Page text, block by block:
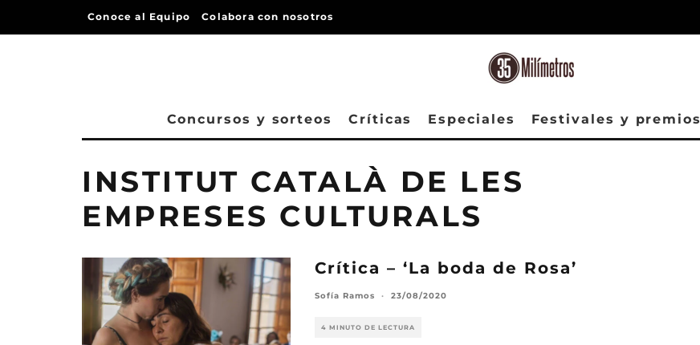
Conoce al Equipo Colabora con nosotros
Concursos y sorteos Críticas Especiales Festivales y premios
INSTITUT CATALÀ DE LES
EMPRESES CULTURALS
Crítica – ‘La boda de Rosa’
Sofía Ramos · 23/08/2020
4 MINUTO DE LECTURA